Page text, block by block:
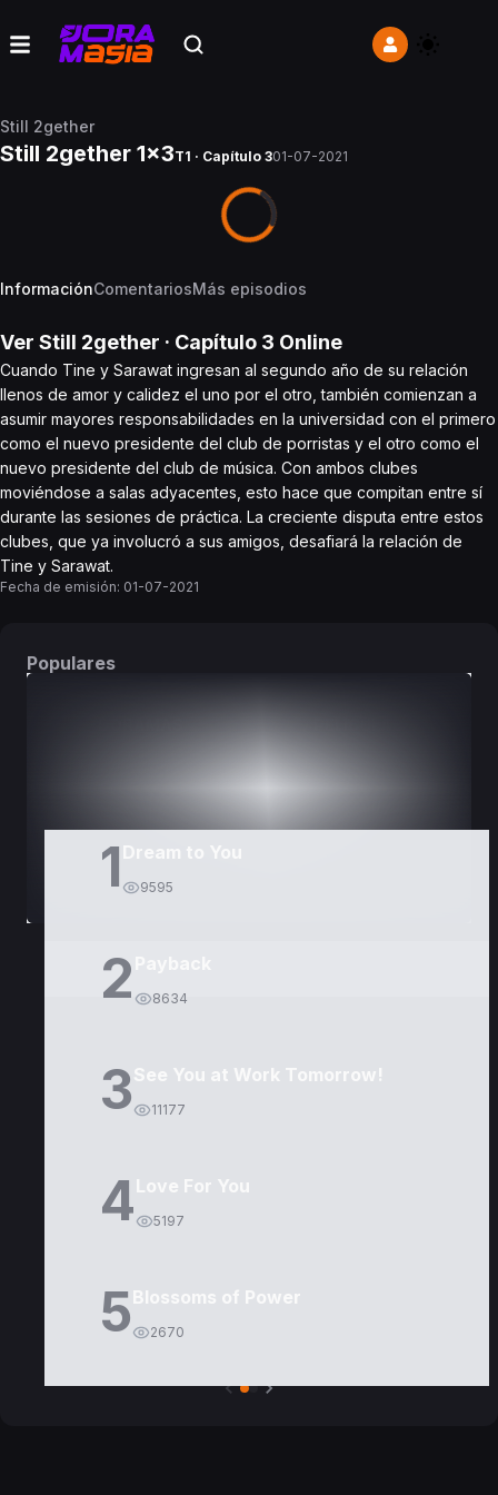
Still 2gether
Still 2gether 1x3T1 · Capítulo 301-07-2021
InformaciónComentariosMás episodios
Ver Still 2gether · Capítulo 3 Online
Cuando Tine y Sarawat ingresan al segundo año de su relación
llenos de amor y calidez el uno por el otro, también comienzan a
asumir mayores responsabilidades en la universidad con el primero
como el nuevo presidente del club de porristas y el otro como el
nuevo presidente del club de música. Con ambos clubes
moviéndose a salas adyacentes, esto hace que compitan entre sí
durante las sesiones de práctica. La creciente disputa entre estos
clubes, que ya involucró a sus amigos, desafiará la relación de
Tine y Sarawat.
Fecha de emisión: 01-07-2021
Populares
1 Dream to You
9595
2 8634
3See You at Work Tomorrow!
11177
4Love For You
5197
5Blossoms of Power
2670